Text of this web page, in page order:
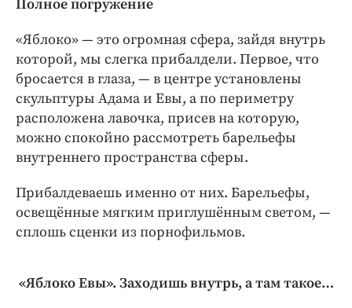
Полное погружение
«Яблоко» — это огромная сфера, зайдя внутрь
которой, мы слегка прибалдели. Первое, что
бросается в глаза, — в центре установлены
скульптуры Адама и Евы, а по периметру
расположена лавочка, присев на которую,
можно спокойно рассмотреть барельефы
внутреннего пространства сферы.
Прибалдеваешь именно от них. Барельефы,
освещённые мягким приглушённым светом, —
сплошь сценки из порнофильмов.
«Яблоко Евы». Заходишь внутрь, а там такое…